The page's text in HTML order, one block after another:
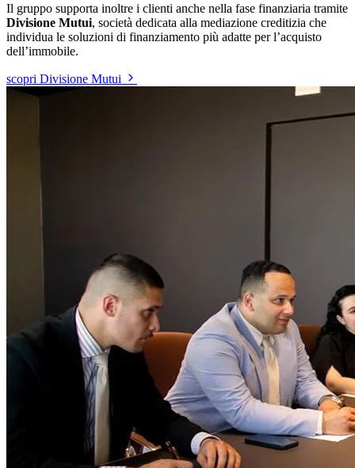
Il gruppo supporta inoltre i clienti anche nella fase finanziaria tramite
Divisione Mutui, società dedicata alla mediazione creditizia che
individua le soluzioni di finanziamento più adatte per l’acquisto
dell’immobile.
scopri Divisione Mutui